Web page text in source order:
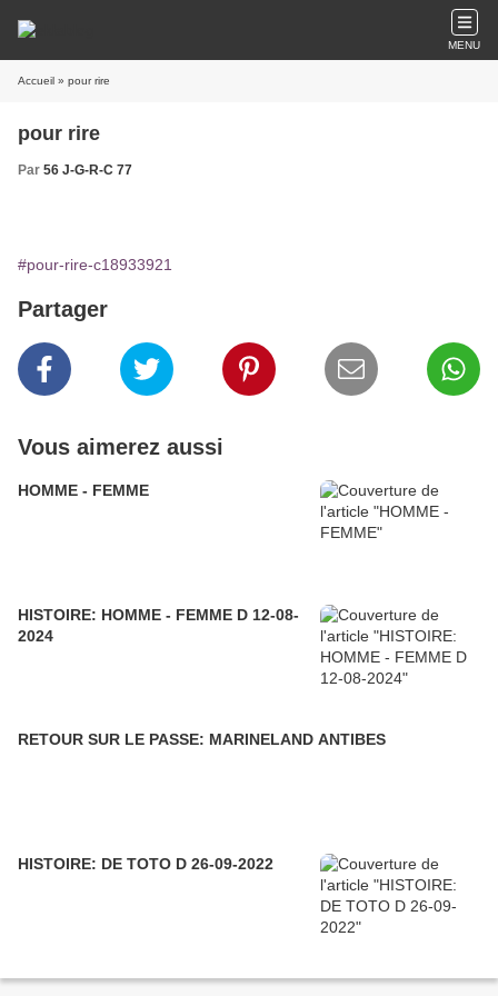
MENU
Accueil » pour rire
pour rire
Par 56 J-G-R-C 77
#pour-rire-c18933921
Partager
Vous aimerez aussi
HOMME - FEMME
HISTOIRE: HOMME - FEMME D 12-08-
2024
RETOUR SUR LE PASSE: MARINELAND ANTIBES
HISTOIRE: DE TOTO D 26-09-2022